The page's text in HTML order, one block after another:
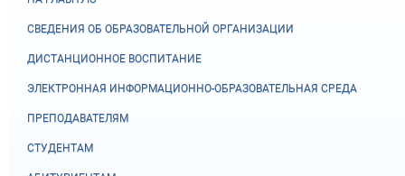
СВЕДЕНИЯ ОБ ОБРАЗОВАТЕЛЬНОЙ ОРГАНИЗАЦИИ
ДИСТАНЦИОННОЕ ВОСПИТАНИЕ
ЭЛЕКТРОННАЯ ИНФОРМАЦИОННО-ОБРАЗОВАТЕЛЬНАЯ СРЕДА
ПРЕПОДАВАТЕЛЯМ
СТУДЕНТАМ